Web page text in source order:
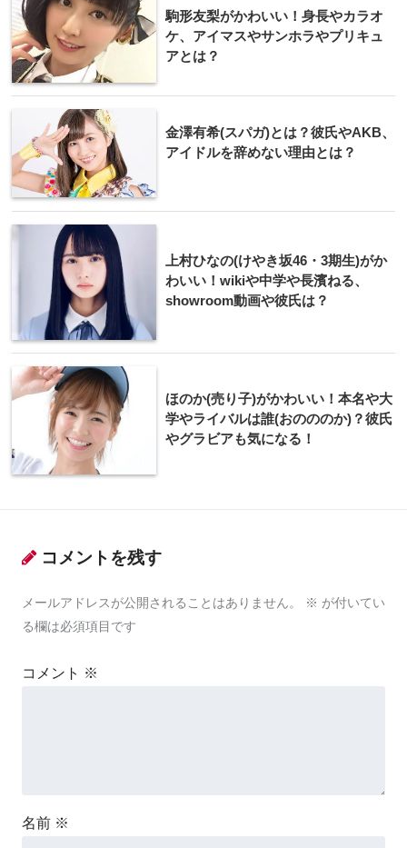
駒形友梨がかわいい！身長やカラオ
ケ、アイマスやサンホラやプリキュ
アとは？
金澤有希(スパガ)とは？彼氏やAKB、
アイドルを辞めない理由とは？
上村ひなの(けやき坂46・3期生)がか
わいい！wikiや中学や長濱ねる、
showroom動画や彼氏は？
ほのか(売り子)がかわいい！本名や大
学やライバルは誰(おのののか)？彼氏
やグラビアも気になる！
コメントを残す
メールアドレスが公開されることはありません。 ※ が付いてい
る欄は必須項目です
コメント ※
名前 ※